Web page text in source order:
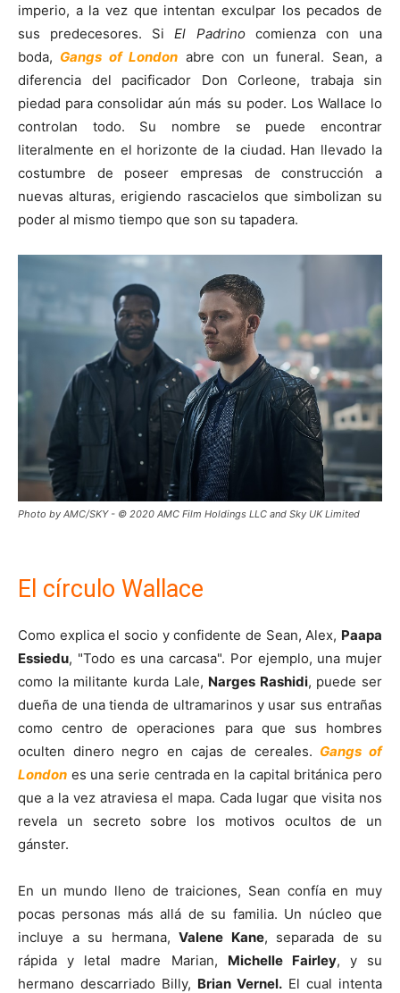
imperio, a la vez que intentan exculpar los pecados de
sus predecesores. SiEl Padrinocomienza con una
boda, Gangs of London abre con un funeral. Sean, a
diferencia del pacificador Don Corleone, trabaja sin
piedad para consolidar aún más su poder. Los Wallace lo
controlan todo. Su nombre se puede encontrar
literalmente en el horizonte de la ciudad. Han llevado la
costumbre de poseer empresas de construcción a
nuevas alturas, erigiendo rascacielos que simbolizan su
poder al mismo tiempo que son su tapadera.
Photo by AMC/SKY - © 2020 AMC Film Holdings LLC and Sky UK Limited
El círculo Wallace
Como explica el socio y confidente de Sean, Alex, Paapa
Essiedu, "Todo es una carcasa". Por ejemplo, una mujer
como la militante kurda Lale, Narges Rashidi, puede ser
dueña de una tienda de ultramarinos y usar sus entrañas
como centro de operaciones para que sus hombres
oculten dinero negro en cajas de cereales. Gangs of
London es una serie centrada en la capital británica pero
que a la vez atraviesa el mapa. Cada lugar que visita nos
revela un secreto sobre los motivos ocultos de un
gánster.
En un mundo lleno de traiciones, Sean confía en muy
pocas personas más allá de su familia. Un núcleo que
incluye a su hermana, Valene Kane, separada de su
rápida y letal madre Marian, Michelle Fairley, y su
hermano descarriado Billy, Brian Vernel. El cual intenta